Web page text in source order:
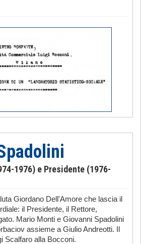
1976) e Presidente (1976-
Giordano Dell'Amore che lascia il
il Presidente, il Rettore,
Mario Monti e Giovanni Spadolini
assieme a Giulio Andreotti. Il
Scalfaro alla Bocconi.